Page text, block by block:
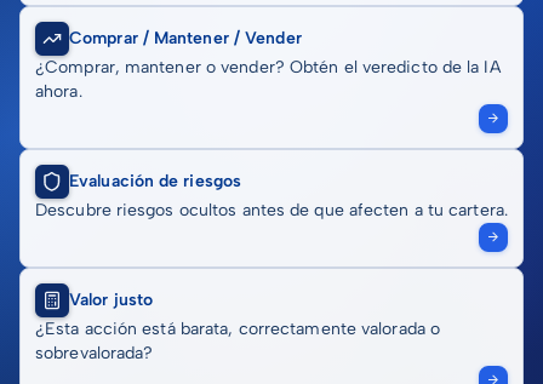
Comprar / Mantener / Vender
¿Comprar, mantener o vender? Obtén el veredicto de la IA
ahora.
Evaluación de riesgos
Descubre riesgos ocultos antes de que afecten a tu cartera.
Valor justo
¿Esta acción está barata, correctamente valorada o
sobrevalorada?